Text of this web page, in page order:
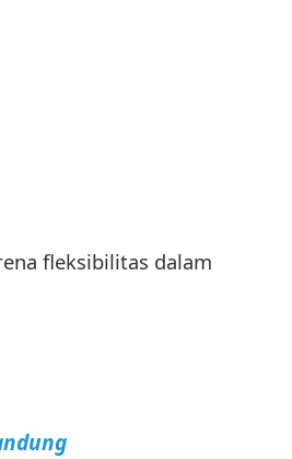
fleksibilitas dalam